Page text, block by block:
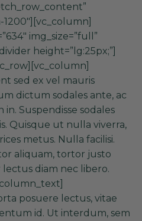
1200″][vc_column]
img_size=”full”
height=”lg:25px;”]
sed ex vel mauris
dictum sodales ante, ac
Suspendisse sodales
Quisque ut nulla viverra,
metus. Nulla facilisi.
aliquam, tortor justo
lectus diam nec libero.
posuere lectus, vitae
id. Ut interdum, sem